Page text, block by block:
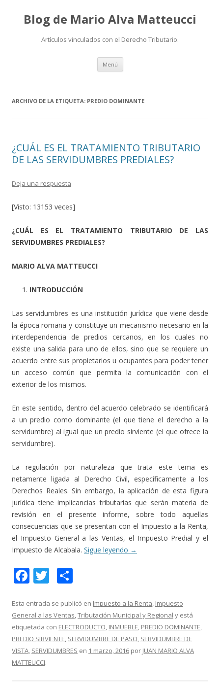
Blog de Mario Alva Matteucci
Artículos vinculados con el Derecho Tributario.
Menú Ir
contenido
ARCHIVO DE LA ETIQUETA: PREDIO DOMINANTE
¿CUÁL ES EL TRATAMIENTO TRIBUTARIO
DE LAS SERVIDUMBRES PREDIALES?
Deja una respuesta
[Visto: 13153 veces]
¿CUÁL ES EL TRATAMIENTO TRIBUTARIO DE LAS
SERVIDUMBRES PREDIALES?
MARIO ALVA MATTEUCCI
INTRODUCCIÓN
Las servidumbres es una institución jurídica que viene desde
la época romana y constituye un mecanismo necesario en la
interdependencia de predios cercanos, en los cuales no
existe una salida para uno de ellos, sino que se requiere un
acuerdo entre sus propietarios u ocupantes para poder tener
un acceso común que permita la comunicación con el
exterior de los mismos.
En este sentido, dentro del acuerdo celebrado se identificará
a un predio como dominante (el que tiene el derecho a la
servidumbre) al igual que un predio sirviente (el que ofrece la
servidumbre).
La regulación por naturaleza que trata este tema es
netamente ligada al Derecho Civil, específicamente a los
Derechos Reales. Sin embargo, la aplicación de esta figura
jurídica tiene implicancias tributarias que serán materia de
revisión en el presente informe, sobre todo aquellas
consecuencias que se presentan con el Impuesto a la Renta,
el Impuesto General a las Ventas, el Impuesto Predial y el
Impuesto de Alcabala. Sigue leyendo →
F
e
b
o
o
k
T
itt
er
m
p
ar
ti
Esta entrada se publicó en Impuesto a la Renta, Impuesto
General a las Ventas,Tributación Municipal y Regional y está
etiquetada con ELECTRODUCTO, INMUEBLE, PREDIO DOMINANTE,
PREDIO SIRVIENTE, SERVIDUMBRE DE PASO, SERVIDUMBRE DE
VISTA, SERVIDUMBRES en 1 marzo, 2016 por JUAN MARIO ALVA
MATTEUCCI.